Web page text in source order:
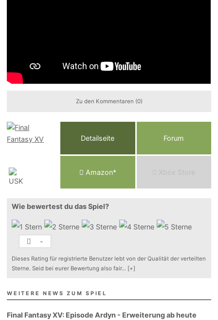
Zu den Kommentaren (0)
Detailseite Forum
Amazon* Xbox Store
Wie bewertest du das Spiel?
-
Dieses Rating für registrierte Benutzer lebt von der Qualität der verteilten
Sterne. Seid bei eurer Bewertung also fair... [+]
WEITERE NEWS ZUM SPIEL
Final Fantasy XV: Episode Ardyn - Erweiterung ab heute